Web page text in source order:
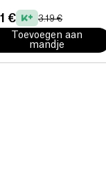
€ 3.19 €
Toevoegen aan
mandje